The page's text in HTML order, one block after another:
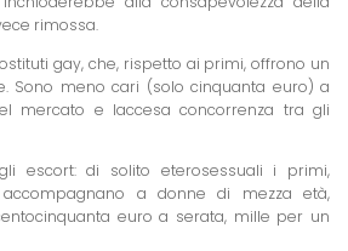
rimossa.
gay, che, rispetto ai primi, offrono un
Sono meno cari (solo cinquanta euro) a
mercato e laccesa concorrenza tra gli
escort: di solito eterosessuali i primi,
a donne di mezza età,
euro a serata, mille per un